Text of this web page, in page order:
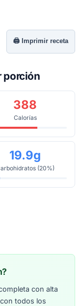
🖨️ Imprimir receta
porción
388
Calorías
19.9g
(20%)
con alta
todos los